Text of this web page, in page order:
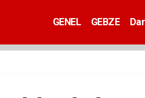
GENEL GEBZE